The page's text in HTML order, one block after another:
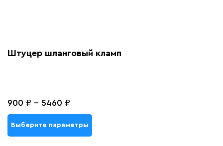
Штуцер шланговый кламп
900 ₽ - 5460 ₽
Выберите параметры